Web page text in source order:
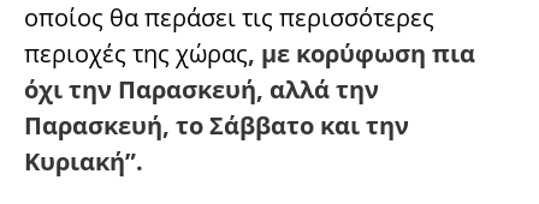
οποίος θα περάσει τις περισσότερες
περιοχές της χώρας, με κορύφωση πια
όχι την Παρασκευή, αλλά την
Παρασκευή, το Σάββατο και την
Κυριακή”.